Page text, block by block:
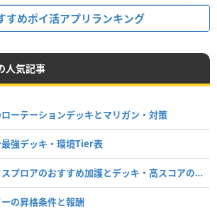
すめポイ活アプリランキング
人気記事
ーテーションデッキとマリガン・対策
強デッキ・環境Tier表
ダンジョンエクスプロアのおすすめ加護とデッキ・高スコアの取り方
の昇格条件と報酬